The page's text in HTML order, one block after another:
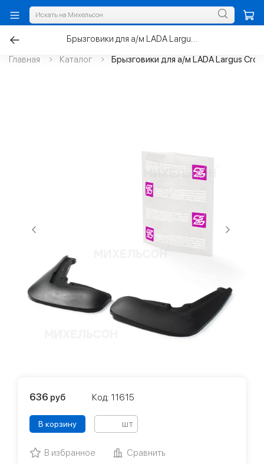
Главная Каталог Брызговики для а/м LADA Largus
636 руб Код: 11615
В корзину шт
В избранное Сравнить